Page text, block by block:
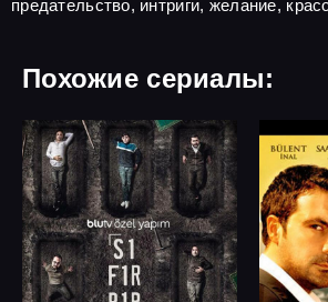
предательство, интриги, желание,
Похожие сериалы: